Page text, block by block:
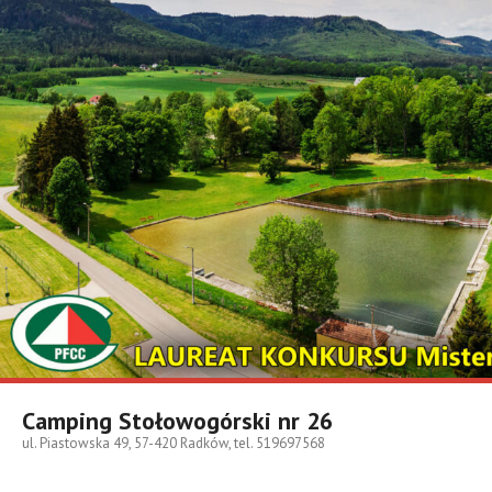
Skip
to
content
Camping Stołowogórski nr 26
ul. Piastowska 49, 57-420 Radków, tel. 519697568